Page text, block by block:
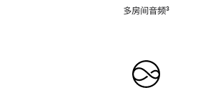
多房间音频脚
³